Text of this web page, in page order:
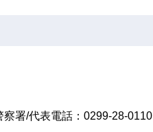
署/代表電話：0299-28-0110